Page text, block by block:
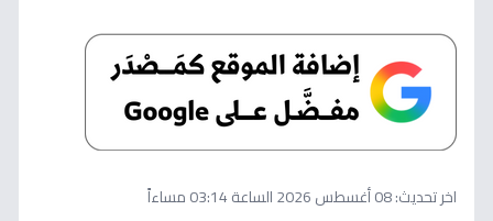
اخر تحديث:08 أغسطس 2026 الساعة 03:14 مساءاً